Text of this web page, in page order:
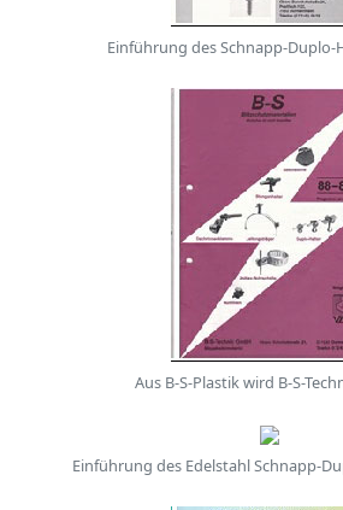
Einführung des Schnapp-Duplo-
Aus B-S-Plastik wird B-S-
Einführung des Edelstahl Schnapp-